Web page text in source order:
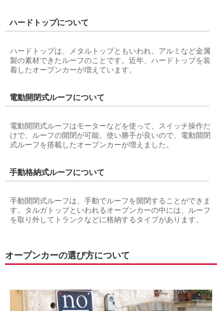
ハードトップについて
ハードトップは、メタルトップともいわれ、アルミなど金属
製の素材できたルーフのことです。近年、ハードトップを装
着したオープンカーが増えています。
電動開閉式ルーフについて
電動開閉式ルーフはモーターなどを使って、スイッチ操作だ
けで、ルーフの開閉が可能。使い勝手が良いので、電動開閉
式ルーフを搭載したオープンカーが増えました。
手動格納式ルーフについて
手動開閉式ルーフは、手動でルーフを開閉することができま
す。タルガトップといわれるオープンカーの中には、ルーフ
を取り外してトランクなどに格納するタイプがあります。
オープンカーの選び方について